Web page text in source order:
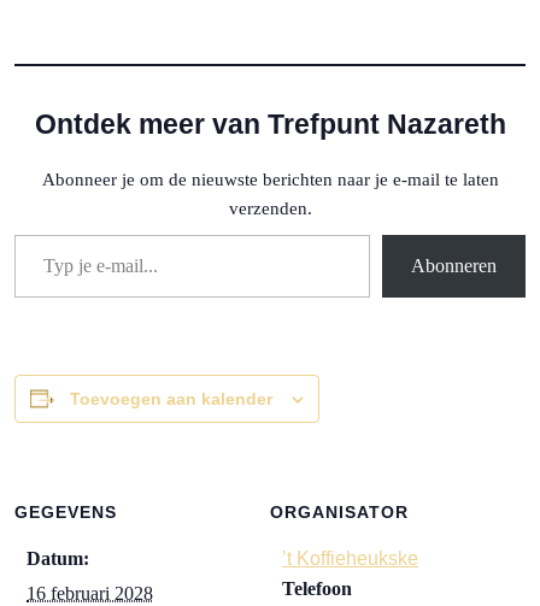
Ontdek meer van Trefpunt Nazareth
Abonneer je om de nieuwste berichten naar je e-mail te laten
verzenden.
Typ je e-mail...
Abonneren
Toevoegen aan kalender
GEGEVENS
Datum:
16 februari 2028
ORGANISATOR
’t Koffieheukske
Telefoon